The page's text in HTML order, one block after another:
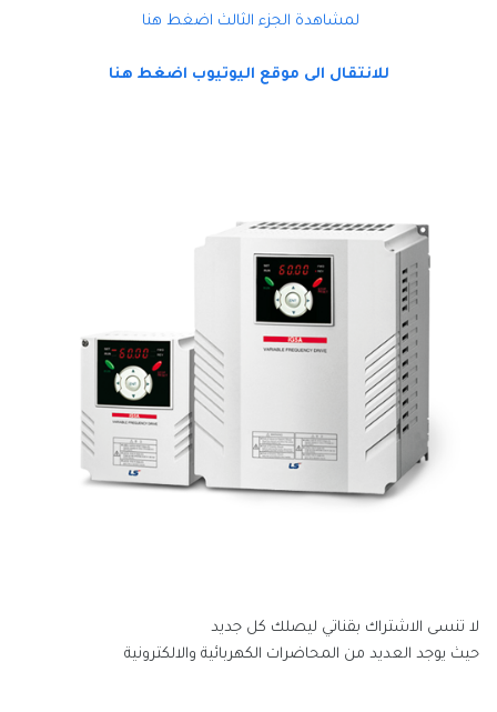
لمشاهدة الجزء الثالث اضغط هنا
للانتقال الى موقع اليوتيوب اضغط هنا
لا تنسى الاشتراك بقناتي ليصلك كل جديد
حيث يوجد العديد من المحاضرات الكهربائية والالكترونية